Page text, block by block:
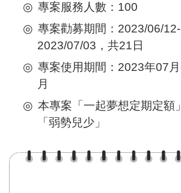
專案服務人數：100
專案勸募期間：2023/06/12-
2023/07/03，共21日
專案使用期間：2023年07
月
本專案「一起夢想定期定額
「弱勢兒少」